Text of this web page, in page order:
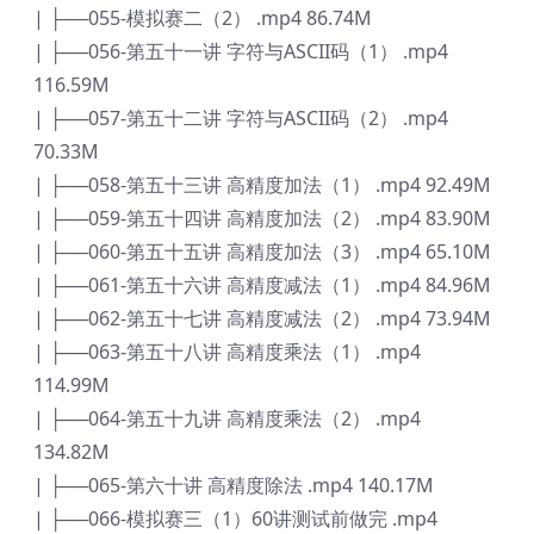
| ├──055-模拟赛二（2） .mp4 86.74M
| ├──056-第五十一讲 字符与ASCII码（1） .mp4
116.59M
| ├──057-第五十二讲 字符与ASCII码（2） .mp4
70.33M
| ├──058-第五十三讲 高精度加法（1） .mp4 92.49M
| ├──059-第五十四讲 高精度加法（2） .mp4 83.90M
| ├──060-第五十五讲 高精度加法（3） .mp4 65.10M
| ├──061-第五十六讲 高精度减法（1） .mp4 84.96M
| ├──062-第五十七讲 高精度减法（2） .mp4 73.94M
| ├──063-第五十八讲 高精度乘法（1） .mp4
114.99M
| ├──064-第五十九讲 高精度乘法（2） .mp4
134.82M
| ├──065-第六十讲 高精度除法 .mp4 140.17M
| ├──066-模拟赛三（1）60讲测试前做完 .mp4